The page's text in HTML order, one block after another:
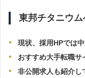
東邦チタニウ
現状、採用HPでは
おすすめ大手転職サ
非公開求人も紹介し